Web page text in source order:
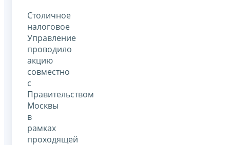
Cтоличное
налоговое
Управление
проводило
акцию
совместно
с
Правительством
Москвы
в
рамках
проходящей